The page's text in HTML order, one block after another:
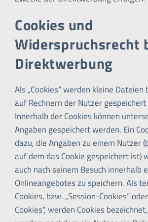
Cookies und
Widerspruchsrecht
Direktwerbung
Als „Cookies“ werden kleine Dateien
auf Rechnern der Nutzer
Innerhalb der Cookies können
Angaben gespeichert werden. Ein
dazu, die Angaben zu einem Nutzer
auf dem das Cookie gespeichert ist)
auch nach seinem Besuch innerhalb
Onlineangebotes zu speichern. Als
Cookies, bzw. „Session-Cookies“
Cookies“, werden Cookies